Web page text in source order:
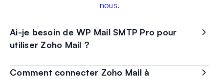
nous.
Ai-je besoin de WP Mail SMTP Pro pour
utiliser Zoho Mail ?
Comment connecter Zoho Mail à